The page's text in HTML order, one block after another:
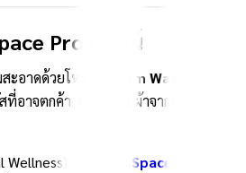
Pro ดีไซน์
ะอาดด้วยโหมด Steam Wash 2.0
ที่พ่
าจตกค้างอยู่บนเสื้อผ้าจากการออกไ
นวัตกรรม
Space Pro
จึงถู